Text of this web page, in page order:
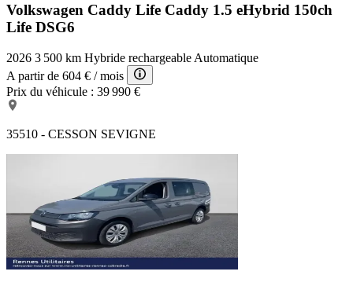
Volkswagen Caddy Life Caddy 1.5 eHybrid 150ch
Life DSG6
2026 3 500 km Hybride rechargeable Automatique
A partir de 604 € / mois
Prix du véhicule : 39 990 €
35510 - CESSON SEVIGNE